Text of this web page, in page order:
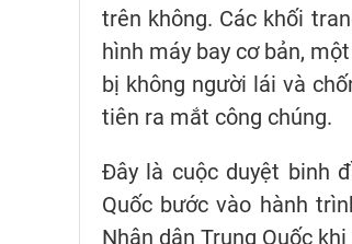
trên không. Các khối
hình máy bay cơ bản,
bị không người lái và
tiên ra mắt công chúng.
Đây là cuộc duyệt binh
Quốc bước vào hành
Nhân dân Trung Quốc